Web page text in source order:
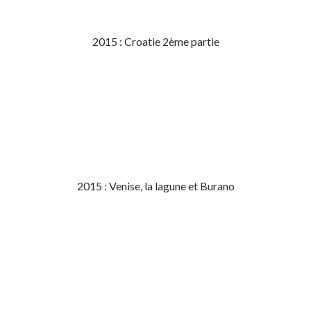
2015 : Croatie 2ème partie
2015 : Venise, la lagune et Burano